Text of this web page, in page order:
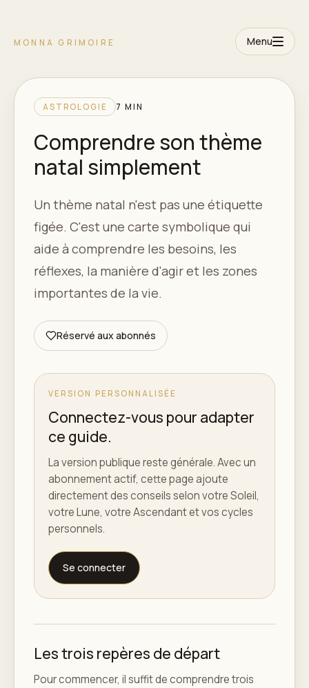
MONNA GRIMOIRE Menu
ASTROLOGIE 7 MIN
Comprendre son thème
natal simplement
Un thème natal n'est pas une étiquette
figée. C'est une carte symbolique qui
aide à comprendre les besoins, les
réflexes, la manière d'agir et les zones
importantes de la vie.
Réservé aux abonnés
VERSION PERSONNALISÉE
Connectez-vous pour adapter
ce guide.
La version publique reste générale. Avec un
abonnement actif, cette page ajoute
directement des conseils selon votre Soleil,
votre Lune, votre Ascendant et vos cycles
personnels.
Se connecter
Les trois repères de départ
Pour commencer, il suffit de comprendre trois